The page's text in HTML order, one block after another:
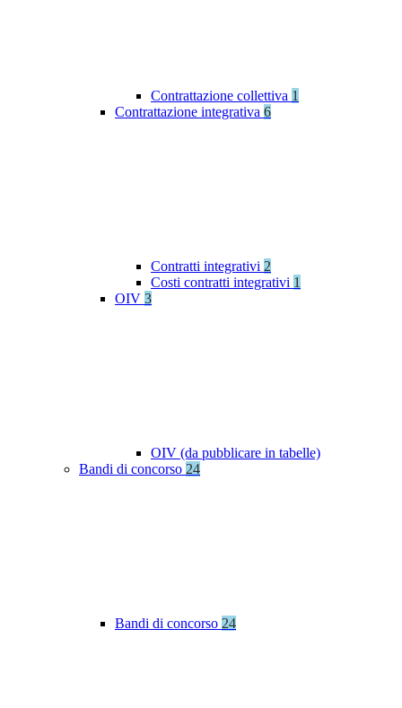
Contrattazione collettiva 1
Contrattazione integrativa 6
Contratti integrativi 2
Costi contratti integrativi 1
OIV 3
OIV (da pubblicare in tabelle)
Bandi di concorso 24
Bandi di concorso 24